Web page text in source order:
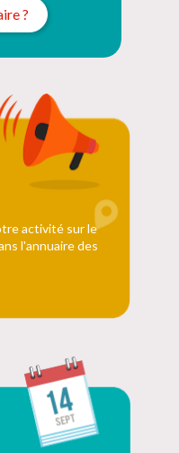
?
activité sur le
l'annuaire des